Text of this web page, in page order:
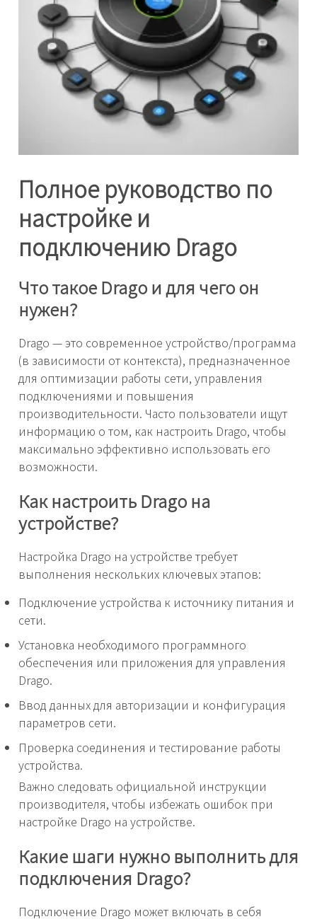
Полное руководство по
настройке и
подключению Drago
Что такое Drago и для чего он
нужен?
Drago — это современное устройство/программа
(в зависимости от контекста), предназначенное
для оптимизации работы сети, управления
подключениями и повышения
производительности. Часто пользователи ищут
информацию о том, как настроить Drago, чтобы
максимально эффективно использовать его
возможности.
Как настроить Drago на
устройстве?
Настройка Drago на устройстве требует
выполнения нескольких ключевых этапов:
Подключение устройства к источнику питания и
сети.
Установка необходимого программного
обеспечения или приложения для управления
Drago.
Ввод данных для авторизации и конфигурация
параметров сети.
Проверка соединения и тестирование работы
устройства.
Важно следовать официальной инструкции
производителя, чтобы избежать ошибок при
настройке Drago на устройстве.
Какие шаги нужно выполнить для
подключения Drago?
Подключение Drago может включать в себя